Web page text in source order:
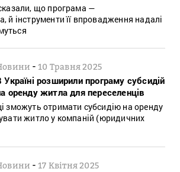
що програма —
й інструменти її впровадження надалі
-10 Травня 2025
Україні розширили програму субсидій
оренду житла для переселенців
зможуть отримати субсидію на оренду
житло у компаній (юридичних
-17 Квітня 2025